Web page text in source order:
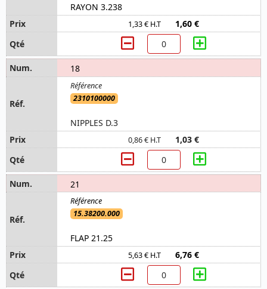
RAYON 3.238
1,33 € H.T 1,60 €
18
2310100000
NIPPLES D.3
0,86 € H.T 1,03 €
21
15.38200.000
FLAP 21.25
5,63 € H.T 6,76 €